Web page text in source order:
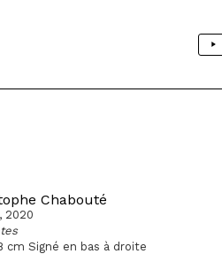
Chabouté
2020
cm Signé en bas à droite